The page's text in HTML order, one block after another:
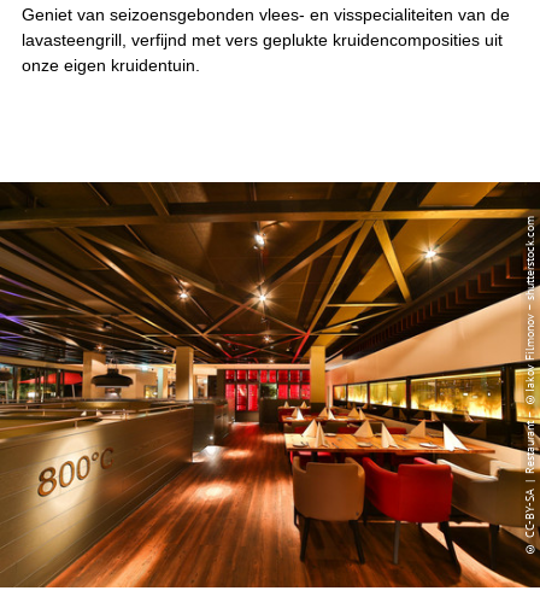
Geniet van seizoensgebonden vlees- en visspecialiteiten van de
lavasteengrill, verfijnd met vers geplukte kruidencomposities uit
onze eigen kruidentuin.
© CC-BY-SA | Restaurant – ©Iakov Filmonov – shutterstock.com